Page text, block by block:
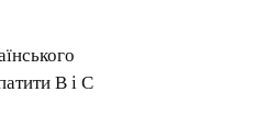
B і C